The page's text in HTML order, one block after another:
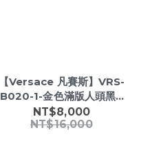
【Versace 凡賽斯】VRS-
B020-1-金色滿版人頭黑T
(S)
NT$8,000
NT$16,000